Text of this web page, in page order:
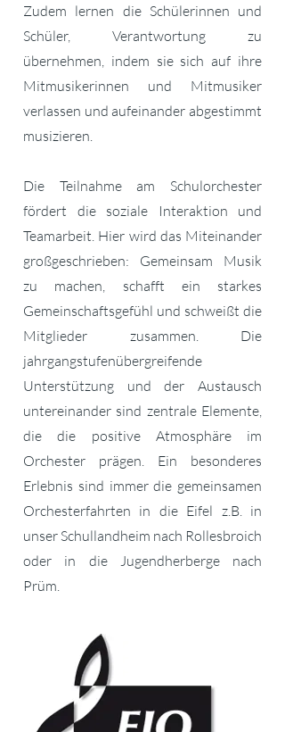
Zudem lernen die Schülerinnen und
Schüler, Verantwortung zu
übernehmen, indem sie sich auf ihre
Mitmusikerinnen und Mitmusiker
verlassen und aufeinander abgestimmt
musizieren.
Die Teilnahme am Schulorchester
fördert die soziale Interaktion und
Teamarbeit. Hier wird das Miteinander
großgeschrieben: Gemeinsam Musik
zu machen, schafft ein starkes
Gemeinschaftsgefühl und schweißt die
Mitglieder zusammen. Die
jahrgangstufenübergreifende
Unterstützung und der Austausch
untereinander sind zentrale Elemente,
die die positive Atmosphäre im
Orchester prägen. Ein besonderes
Erlebnis sind immer die gemeinsamen
Orchesterfahrten in die Eifel z.B. in
unser Schullandheim nach Rollesbroich
oder in die Jugendherberge nach
Prüm.